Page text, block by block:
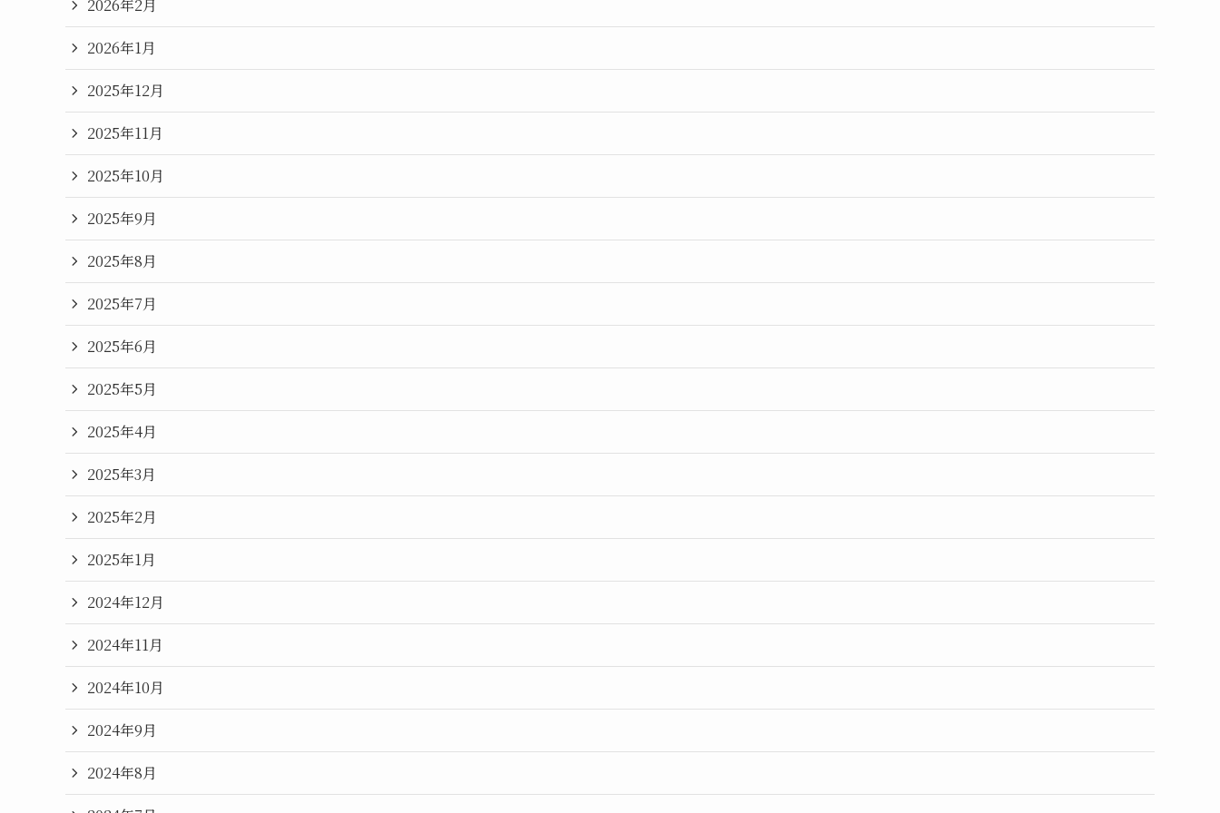
2026年2月
2026年1月
2025年12月
2025年11月
2025年10月
2025年9月
2025年8月
2025年7月
2025年6月
2025年5月
2025年4月
2025年3月
2025年2月
2025年1月
2024年12月
2024年11月
2024年10月
2024年9月
2024年8月